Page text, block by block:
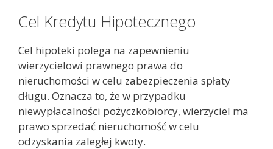
Cel Kredytu Hipotecznego
Cel hipoteki polega na zapewnieniu
wierzycielowi prawnego prawa do
nieruchomości w celu zabezpieczenia spłaty
długu. Oznacza to, że w przypadku
niewypłacalności pożyczkobiorcy, wierzyciel ma
prawo sprzedać nieruchomość w celu
odzyskania zaległej kwoty.